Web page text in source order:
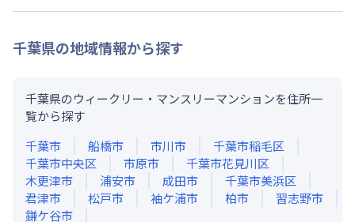
千葉県の地域情報から探す
千葉県のウィークリー・マンスリーマンションを住所一
覧から探す
千葉市
船橋市 市川市
千葉市稲毛区
千葉市中央区
市原市
千葉市花見川区
木更津市
浦安市 成田市
千葉市美浜区
君津市
松戸市 袖ケ浦市 柏市
習志野市
鎌ケ谷市